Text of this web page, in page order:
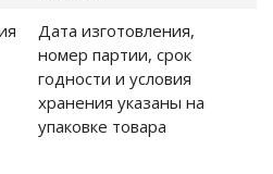
Дата изготовления,
номер партии, срок
годности и условия
хранения указаны на
упаковке товара